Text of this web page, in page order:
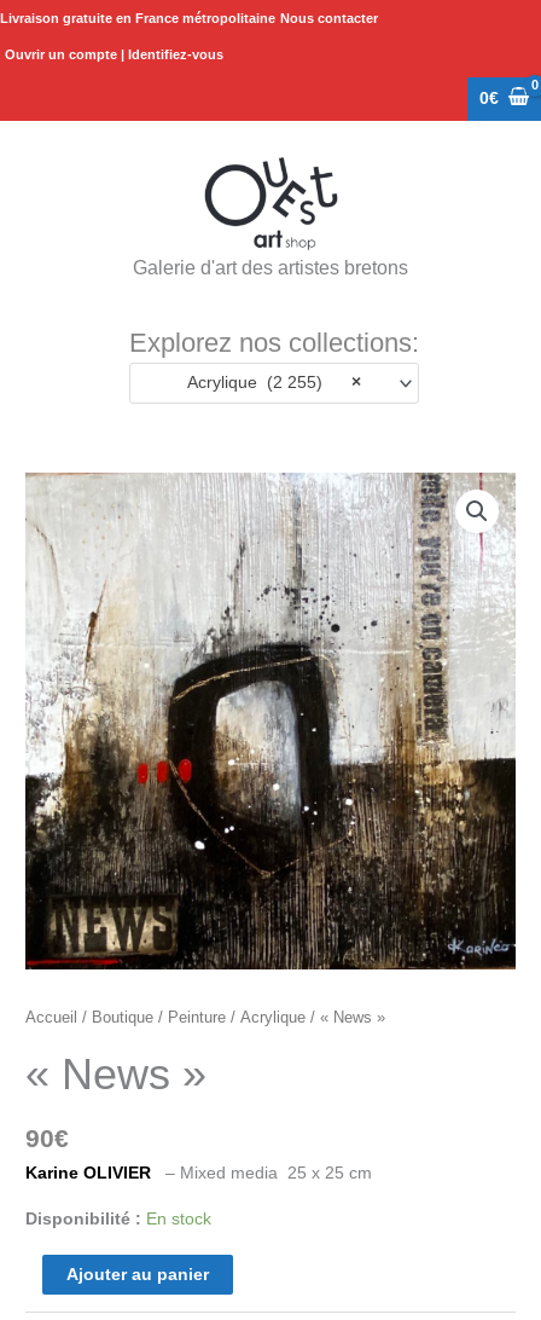
Aller
Livraison gratuite en France métropolitaine Nous contacter
Ouvrir un compte | Identifiez-vous
0€
Galerie d'art des artistes bretons
Explorez nos collections:
×
Acrylique (2 255)
Accueil / Boutique / Peinture /Acrylique / « News »
« News »
90€
Karine OLIVIER – Mixed media 25 x 25 cm
Disponibilité : En stock
de
"News"
Ajouter au panier